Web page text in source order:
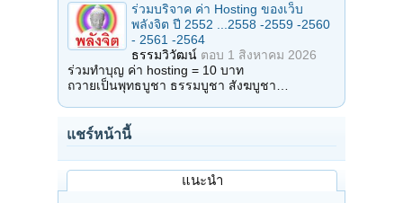
ร่วมบริจาค ค่า Hosting ของเว็บ
พลังจิต ปี 2552 ...2558 -2559 -2560
- 2561 -2564
ธรรมวิวัฒน์ ตอบ 1 สิงหาคม 2026
ร่วมทำบุญ ค่า hosting = 10 บาท
ถวายเป็นพุทธบูชา ธรรมบูชา สังฆบูชา…
แชร์หน้านี้
แนะนำ